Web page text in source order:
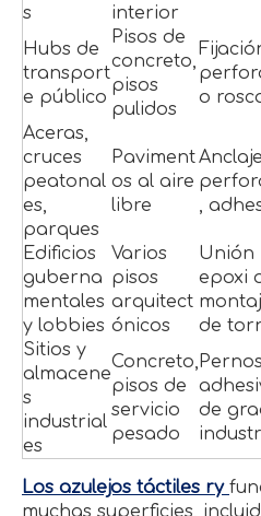
s
interior
Hubs de
transport
e público
Pisos de
concreto,
pisos
pulidos
o
Aceras,
cruces
peatonal
es,
parques
Paviment
os al aire
libre
Anclaje
,
Edificios
guberna
mentales
y lobbies
Varios
pisos
arquitect
ónicos
Unión
epoxi
de
Sitios y
almacene
s
industrial
es
Concreto,
pisos de
servicio
pesado
de
Los azulejos táctiles ry
muchas superficies,